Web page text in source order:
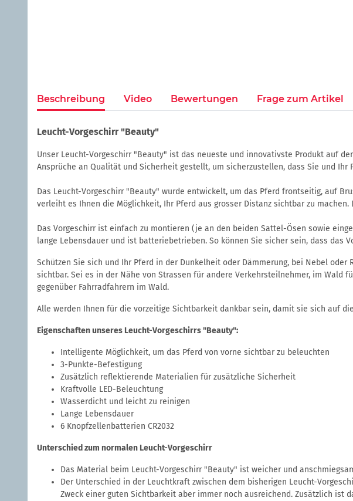
Beschreibung Video Bewertungen Frage zum Artikel
Leucht-Vorgeschirr"Beauty"
Unser Leucht-Vorgeschirr "Beauty" ist das neueste und innovativste Produkt auf
Ansprüche an Qualität und Sicherheit gestellt, um sicherzustellen, dass Sie und
Das Leucht-Vorgeschirr "Beauty" wurde entwickelt, um das Pferd frontseitig, auf
verleiht es Ihnen die Möglichkeit, Ihr Pferd aus grosser Distanz sichtbar zu
Das Vorgeschirr ist einfach zu montieren (je an den beiden Sattel-Ösen sowie
lange Lebensdauer und ist batteriebetrieben. So können Sie sicher sein, dass das
Schützen Sie sich und Ihr Pferd in der Dunkelheit oder Dämmerung, bei Nebel
sichtbar. Sei es in der Nähe von Strassen für andere Verkehrsteilnehmer, im Wald
gegenüber Fahrradfahrern im Wald.
Alle werden Ihnen für die vorzeitige Sichtbarkeit dankbar sein, damit sie sich auf
Eigenschaften unseres Leucht-Vorgeschirrs "Beauty":
Intelligente Möglichkeit, um das Pferd von vorne sichtbar zu beleuchten
3-Punkte-Befestigung
Zusätzlich reflektierende Materialien für zusätzliche Sicherheit
Kraftvolle LED-Beleuchtung
Wasserdicht und leicht zu reinigen
Lange Lebensdauer
6 Knopfzellenbatterien CR2032
Unterschied zum normalen Leucht-Vorgeschirr
Das Material beim Leucht-Vorgeschirr "Beauty" ist weicher und
Der Unterschied in der Leuchtkraft zwischen dem bisherigen Leucht-
Zweck einer guten Sichtbarkeit aber immer noch ausreichend. Zusätzlich ist